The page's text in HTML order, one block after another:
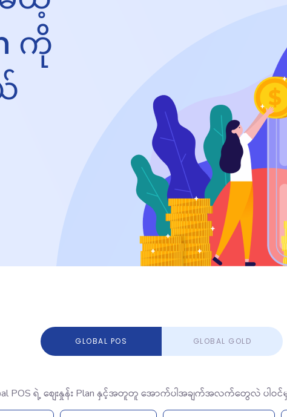
ကို
GLOBAL POS GLOBAL GOLD
POS ရဲ့ စျေးနှုန်း Plan နှင့်အတူတူ အောက်ပါအချက်အလက်တွေလဲ ပါဝင်